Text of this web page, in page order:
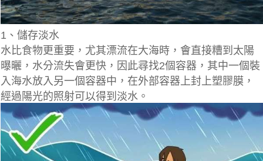
1、儲存淡水
水比食物更重要，尤其漂流在大海時，會直接糟到太陽
曝曬，水分流失會更快，因此尋找2個容器，其中一個裝
入海水放入另一個容器中，在外部容器上封上塑膠膜，
經過陽光的照射可以得到淡水。